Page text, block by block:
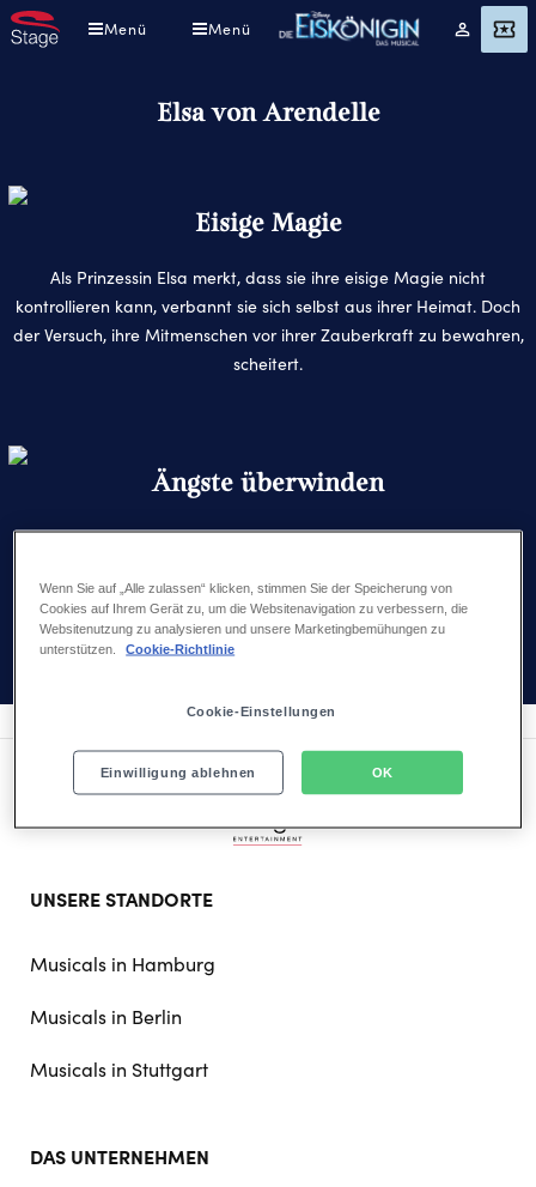
Direkt
zum
Menü Menü
Mein
Konto
Angebot
Elsa von Arendelle
Eisige Magie
Als Prinzessin Elsa merkt, dass sie ihre eisige Magie nicht
kontrollieren kann, verbannt sie sich selbst aus ihrer Heimat. Doch
der Versuch, ihre Mitmenschen vor ihrer Zauberkraft zu bewahren,
scheitert.
Ängste überwinden
Elsa bringt einen ewigen Winter über ihr Königreich und gerät am
ihrer Schwester Anna überwindet Elsa schließlich ihre Angst vor
ihren Kräften und lernt sich selbst so zu akzeptieren, wie sie ist.
UNSERE STANDORTE
Musicals in Hamburg
Musicals in Berlin
Musicals in Stuttgart
DAS UNTERNEHMEN
Wenn Sie auf „Alle zulassen“ klicken, stimmen Sie der Speicherung von
Cookies auf Ihrem Gerät zu, um die Websitenavigation zu verbessern, die
Websitenutzung zu analysieren und unsere Marketingbemühungen zu
unterstützen.
Cookie-Richtlinie
Cookie-Einstellungen
Einwilligung ablehnen OK